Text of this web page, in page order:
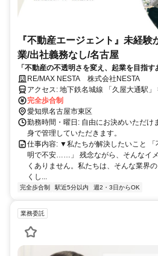
『不動産エージェント』未経験
業/出社義務なし/名古屋
「不動産の不透明さを変え、起業を目指
界級の研修と”自由な働き方”を実現しませ
RE/MAX NESTA 株式会社NESTA
アクセス: 地下鉄名城線 「久屋大通駅」 徒歩5分 地下鉄桜通線 「久屋
大通駅」 徒歩5分 地下鉄桜通線 「高岳
「栄駅」 徒歩12分
完全歩合制
愛知県名古屋市東区
勤務時間・曜日: 自由にお決めいただ
身で管理していただきます。
仕事内容: ▼私たちが解決したいこと 「
明で不安……」 残念ながら、そんなイ
くありません。私たちは、そんな業界
くし...
完全歩合制 駅近5分以内 週2・3日からOK
業務委託